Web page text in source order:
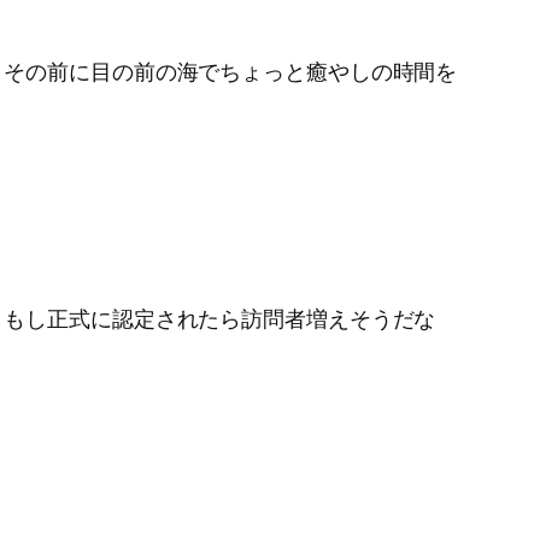
の前に目の前の海でちょっと癒やしの時間を
し正式に認定されたら訪問者増えそうだな